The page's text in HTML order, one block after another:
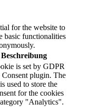
for the website to
basic functionalities
Beschreibung
is set by GDPR
plugin. The
used to store the
for the cookies
"Analytics".